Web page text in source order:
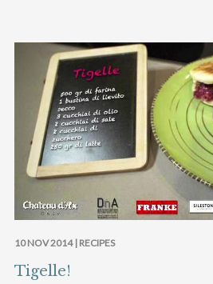
10 NOV 2014 | RECIPES
Tigelle!